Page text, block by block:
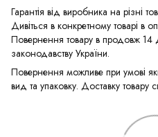
Гарантія від виробника на різні
Дивіться в конкретному товарі в
Повернення товару в продовж 14
законодавству України.
Повернення можливе при умові
вид та упаковку. Доставку товару